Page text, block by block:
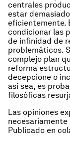
centrales
estar
eficientemente.
condicionar las
de infinidad de
problemáticos.
complejo plan
reforma
decepcione o
así sea, es
filosóficas
Las opiniones
necesariamente
Publicado en